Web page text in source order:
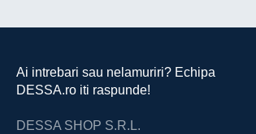
Ai intrebari sau nelamuriri? Echipa
DESSA.ro iti raspunde!
DESSA SHOP S.R.L.